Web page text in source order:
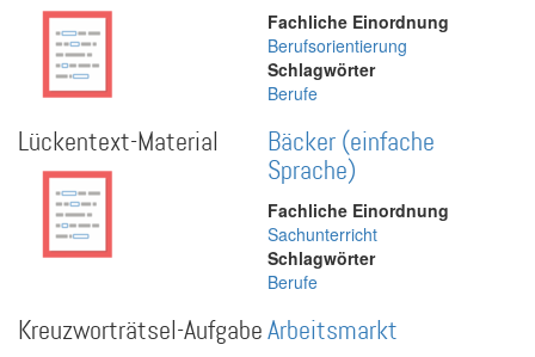
Fachliche Einordnung
Berufsorientierung
Schlagwörter
Berufe
Lückentext-Material
Bäcker (einfache
Sprache)
Fachliche Einordnung
Sachunterricht
Schlagwörter
Berufe
Kreuzworträtsel-AufgabeArbeitsmarkt